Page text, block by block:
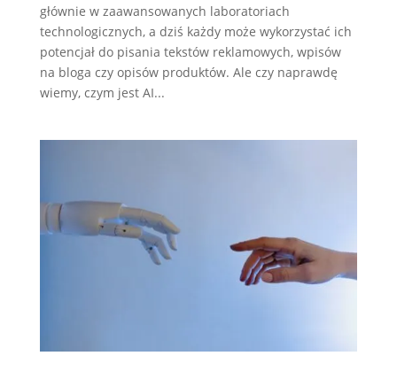
głównie w zaawansowanych laboratoriach
technologicznych, a dziś każdy może wykorzystać ich
potencjał do pisania tekstów reklamowych, wpisów
na bloga czy opisów produktów. Ale czy naprawdę
wiemy, czym jest AI...